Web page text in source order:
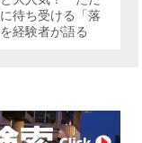
待ち受ける「落
経験者が語る